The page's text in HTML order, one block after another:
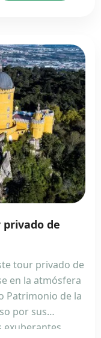
privado de
tour privado de
en la atmósfera
Patrimonio de la
por sus
exuberantes